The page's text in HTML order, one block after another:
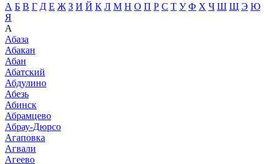
А Б В Г Д Е Ж З И Й К Л М Н О П Р С Т У Ф Х Ч Ш Щ Э Ю
Я
А
Абаза
Абакан
Абан
Абатский
Абдулино
Абезь
Абинск
Абрамцево
Абрау-Дюрсо
Агаповка
Агвали
Агеево